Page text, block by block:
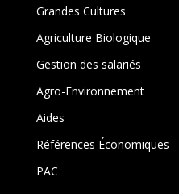
Grandes Cultures
Agriculture Biologique
Gestion des salariés
Agro-Environnement
Aides
Références Économiques
PAC